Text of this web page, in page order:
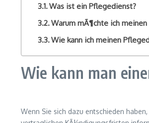
Was ist ein Pflegedienst?
Warum mÃ¶chte ich
Wie kann ich meinen
Wie kann man
Wenn Sie sich dazu entschieden